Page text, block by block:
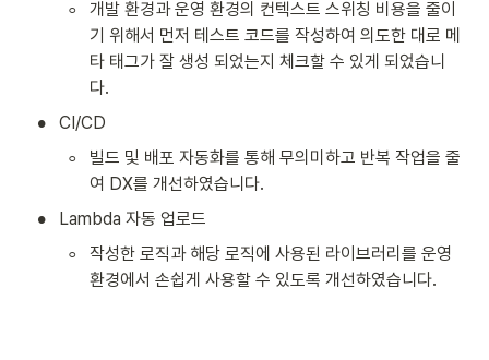
◦
개발 환경과 운영 환경의 컨텍스트 스위칭 비용을 줄이
기 위해서 먼저 테스트 코드를 작성하여 의도한 대로 메
타 태그가 잘 생성 되었는지 체크할 수 있게 되었습니
다.
• CI/CD
◦
빌드 및 배포 자동화를 통해 무의미하고 반복 작업을 줄
여 DX를 개선하였습니다.
• Lambda 자동 업로드
◦
작성한 로직과 해당 로직에 사용된 라이브러리를 운영
환경에서 손쉽게 사용할 수 있도록 개선하였습니다.